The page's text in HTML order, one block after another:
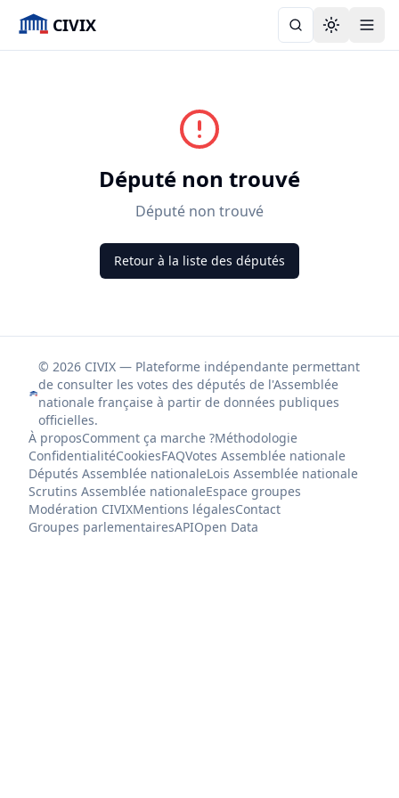
CIVIX Toggle
Député non trouvé
Député non trouvé
Retour à la liste des députés
© 2026 CIVIX — Plateforme indépendante permettant
de consulter les votes des députés de l'Assemblée
nationale française à partir de données publiques
officielles.
À proposComment ça marche ?Méthodologie
ConfidentialitéCookiesFAQVotes Assemblée nationale
Députés Assemblée nationaleLois Assemblée nationale
Scrutins Assemblée nationaleEspace groupes
Modération CIVIXMentions légalesContact
Groupes parlementairesAPIOpen Data